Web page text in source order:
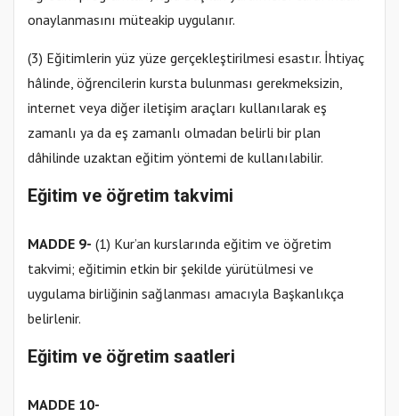
onaylanmasını müteakip uygulanır.
(3) Eğitimlerin yüz yüze gerçekleştirilmesi esastır. İhtiyaç
hâlinde, öğrencilerin kursta bulunması gerekmeksizin,
internet veya diğer iletişim araçları kullanılarak eş
zamanlı ya da eş zamanlı olmadan belirli bir plan
dâhilinde uzaktan eğitim yöntemi de kullanılabilir.
Eğitim ve öğretim takvimi
MADDE 9- (1) Kur’an kurslarında eğitim ve öğretim
takvimi; eğitimin etkin bir şekilde yürütülmesi ve
uygulama birliğinin sağlanması amacıyla Başkanlıkça
belirlenir.
Eğitim ve öğretim saatleri
MADDE 10-